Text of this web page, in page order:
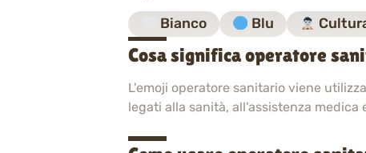
Bianco Blu
Cosa significa operatore
L'emoji operatore sanitario viene
legati alla sanità, all'assistenza